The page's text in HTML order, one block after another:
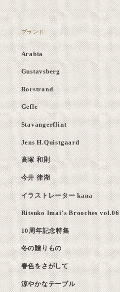
ブランド
Arabia
Gustavsberg
Rorstrand
Gefle
Stavangerflint
Jens H.Quistgaard
高塚 和則
今井 律湖
イラストレーター kana
Ritsuko Imai's Brooches vol.06
10周年記念特集
冬の贈りもの
春色をさがして
涼やかなテーブル